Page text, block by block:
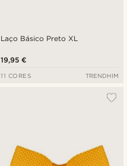
Laço Básico Preto XL
19,95 €
11 CORES TRENDHIM